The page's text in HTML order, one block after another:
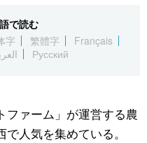
Русский
で読む
字 繁體字
Français
Русский
ファーム」が運営する農
人気を集めている。